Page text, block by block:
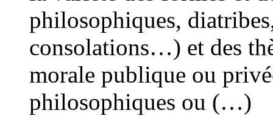
philosophiques,
consolations…) et des
morale publique ou
philosophiques ou (…)